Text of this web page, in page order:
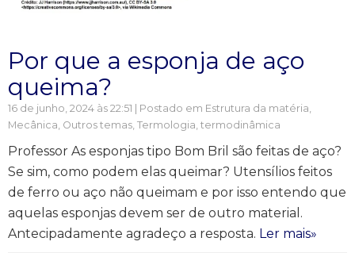
Por que a esponja de aço
queima?
16 de junho, 2024 às 22:51 | Postado em Estrutura da matéria,
Mecânica, Outros temas, Termologia, termodinâmica
Professor As esponjas tipo Bom Bril são feitas de aço?
Se sim, como podem elas queimar? Utensílios feitos
de ferro ou aço não queimam e por isso entendo que
aquelas esponjas devem ser de outro material.
Antecipadamente agradeço a resposta. Ler mais»